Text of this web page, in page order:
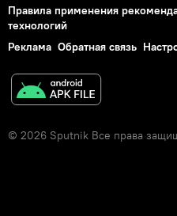
Правила применения
технологий
Реклама Обратная связь
© 2026 Sputnik Все права